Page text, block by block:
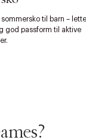
sommersko til barn – lette
god passform til aktive